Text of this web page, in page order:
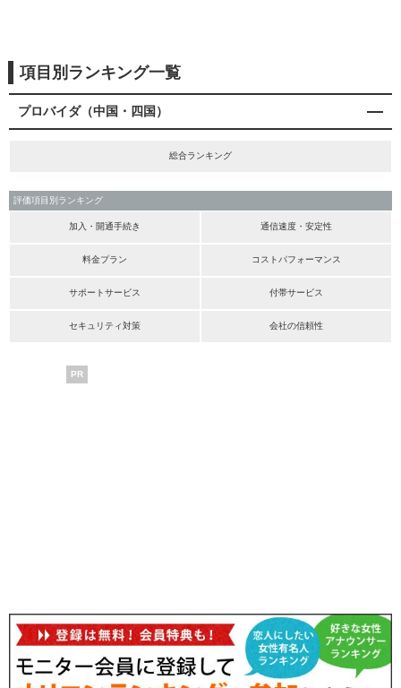
項目別ランキング一覧
プロバイダ（中国・四国）
総合ランキング
評価項目別ランキング
加入・開通手続き 通信速度・安定性
料金プラン コストパフォーマンス
サポートサービス 付帯サービス
セキュリティ対策 会社の信頼性
PR